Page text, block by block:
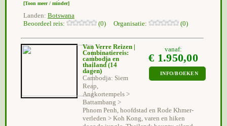
[Toon meer / minder]
Landen: Botswana
Beoordeel reis:
(0) Organisatie: (0)
vanaf:
€ 1.950,00
INFO/BOEKEN
Van Verre Reizen |
Combinatiereis:
cambodja en
thailand (14
dagen)
Cambodja: Siem
Reap,
Angkortempels >
Battambang >
Phnom Penh, hoofdstad en Rode Khmer-
verleden > Koh Kong, varen en hiken